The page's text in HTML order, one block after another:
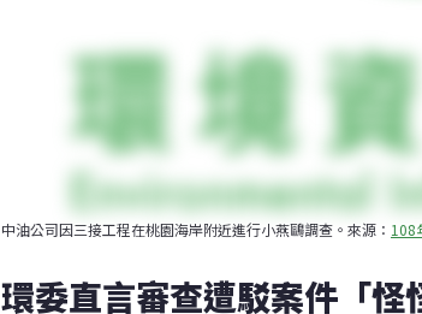
中油公司因三接工程在桃園海岸附近進行小燕鷗調查。來源： 108
環委直言審查遭駁案件「怪